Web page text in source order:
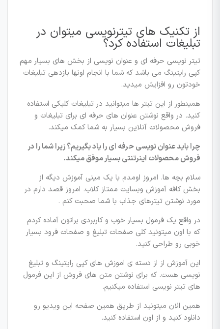
از تکنیک های تیترنویسی میتوان در
تبلیغات استفاده کرد؟
تیتر نویسی حرفه ای و عنوان نویسی از بخش های بسیار مهم
کپی رایتینگ می باشد که شما با انجام اونها بازدهی تبلیغات
خودتون رو افزایش میدید.
همینطور از این تیتر ها میتوانید در تبلیغات کلیکی استفاده
کنید. در واقع نوشتن عنوان های حرفه ای برای تبلیغات و
فروش محصولات آنلاین بسیار به شما کمک میکند.
چرا باید عنوان نویسی حرفه ای را یاد بگیریم؟ زیرا شما را در
فروش محصولات اینرتنتی بسیار موفق میکند.
سلام بچه ها. امروز اومدم با یک مینی آموزش دیگه از
بخش کافه آموزش وبسایت ممتاز کلاب. امروز قصد دارم در
مورد نوشتن تیترهای جذاب با شما صحبت کنم .
در واقع یک فرمول بسیار خوب و کاربردی براتون آماده کردم
که با اون میتونید کلی صفحات تبلیغ و صفحات فرود بسیار
خوبی رو طراحی کنید.
این آموزش از از دسته ی اموزش های کپی رایتینگ و تبلیغ
نویسی هست. که برای نوشتن متن های فروش از این فرمول
های تیتر نویسی استفاده میکنیم.
همین الان میتونید از طریق همین صفحه این ویدیو رو
دانلود کنید و از اون استفاده کنید.